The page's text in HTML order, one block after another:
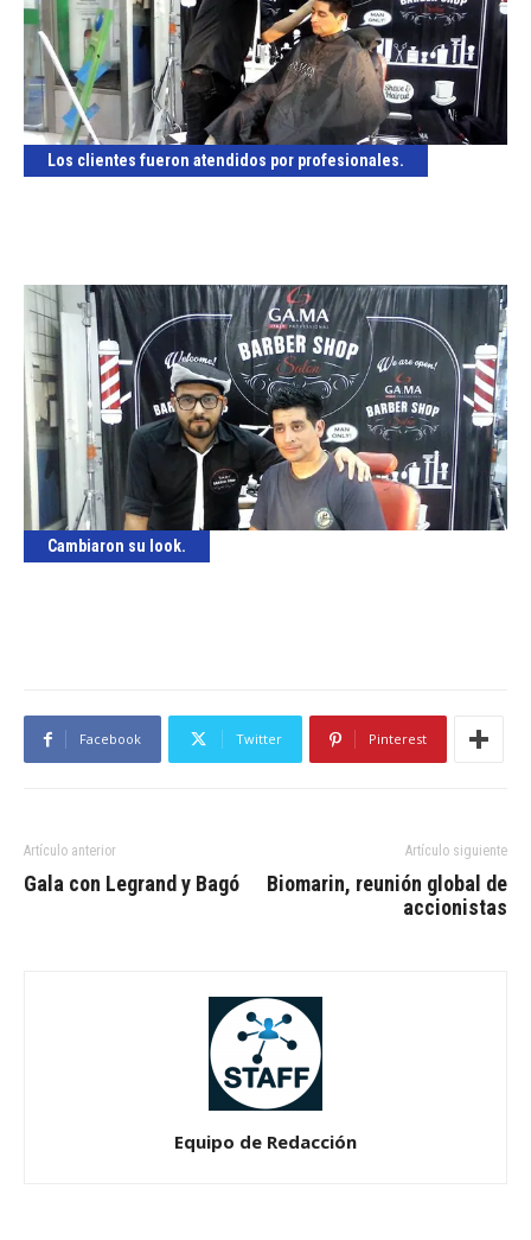
Los clientes fueron atendidos por profesionales.
Cambiaron su look.
Facebook Twitter Pinterest
Artículo anterior
Gala con Legrand y Bagó
Artículo siguiente
Biomarin, reunión global de
accionistas
Equipo de Redacción